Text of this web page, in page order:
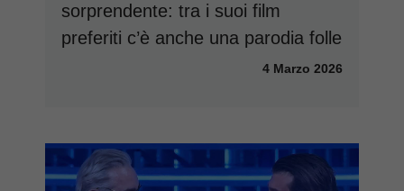
sorprendente: tra i suoi film
preferiti c’è anche una parodia folle
4 Marzo 2026